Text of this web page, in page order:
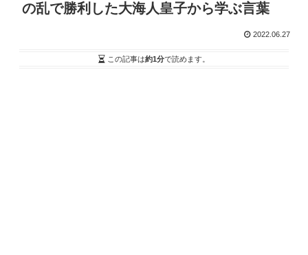
の乱で勝利した大海人皇子から学ぶ言葉
2022.06.27
この記事は約1分で読めます。